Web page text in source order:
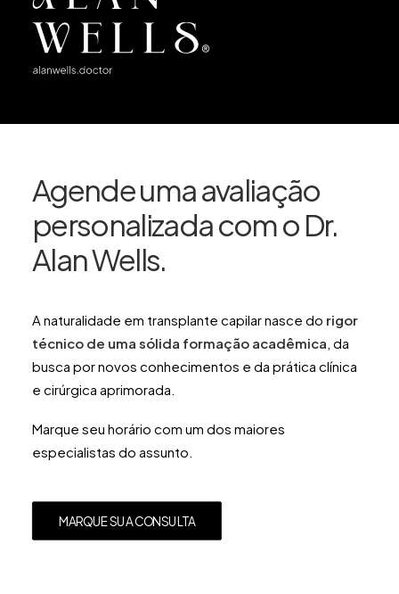
Agende uma avaliação
personalizada com o Dr.
Alan Wells.
A naturalidade em transplante capilar nasce do rigor
técnico de uma sólida formação acadêmica, da
busca por novos conhecimentos e da prática clínica
e cirúrgica aprimorada.
Marque seu horário com um dos maiores
especialistas do assunto.
MARQUE SUA CONSULTA